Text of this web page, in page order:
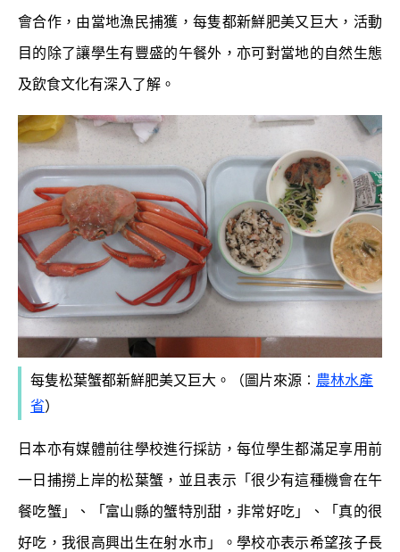
會合作，由當地漁民捕獲，每隻都新鮮肥美又巨大，活動
目的除了讓學生有豐盛的午餐外，亦可對當地的自然生態
及飲食文化有深入了解。
每隻松葉蟹都新鮮肥美又巨大。（圖片來源︰ 農林水產
省）
日本亦有媒體前往學校進行採訪，每位學生都滿足享用前
一日捕撈上岸的松葉蟹，並且表示「很少有這種機會在午
餐吃蟹」、「富山縣的蟹特別甜，非常好吃」、「真的很
好吃，我很高興出生在射水市」。學校亦表示希望孩子長